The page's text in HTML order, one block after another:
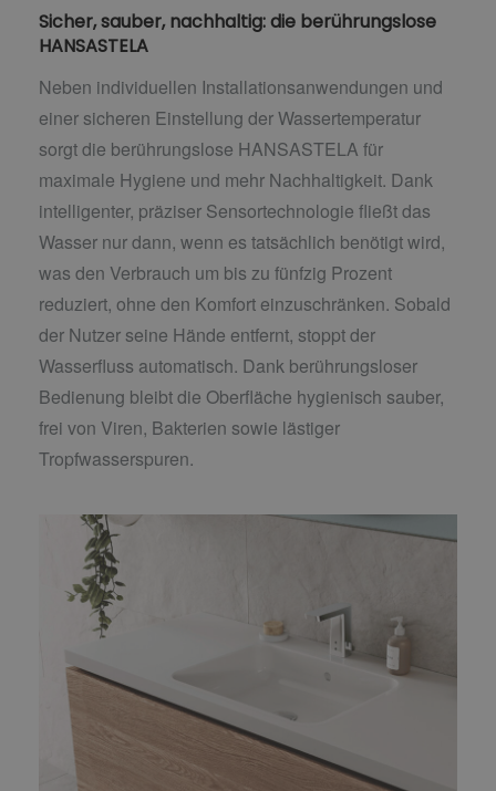
Sicher, sauber, nachhaltig: die berührungslose
HANSASTELA
Neben individuellen Installationsanwendungen und
einer sicheren Einstellung der Wassertemperatur
sorgt die berührungslose HANSASTELA für
maximale Hygiene und mehr Nachhaltigkeit. Dank
intelligenter, präziser Sensortechnologie fließt das
Wasser nur dann, wenn es tatsächlich benötigt wird,
was den Verbrauch um bis zu fünfzig Prozent
reduziert, ohne den Komfort einzuschränken. Sobald
der Nutzer seine Hände entfernt, stoppt der
Wasserfluss automatisch. Dank berührungsloser
Bedienung bleibt die Oberfläche hygienisch sauber,
frei von Viren, Bakterien sowie lästiger
Tropfwasserspuren.